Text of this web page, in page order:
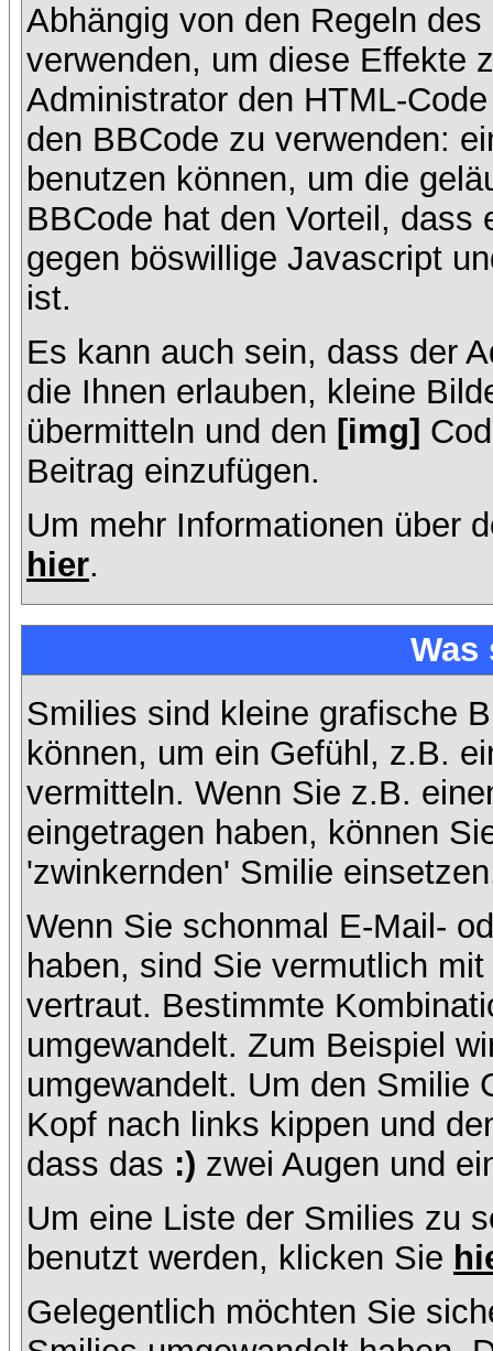
Abhängig von den Regeln
verwenden, um diese Effekte
Administrator den HTML-
den BBCode zu verwenden:
benutzen können, um die
BBCode hat den Vorteil, dass
gegen böswillige Javascript
ist.
Es kann auch sein, dass der
die Ihnen erlauben, kleine
übermitteln und den [img]
Beitrag einzufügen.
Um mehr Informationen über
hier.
Was
Smilies sind kleine grafische
können, um ein Gefühl, z.B.
vermitteln. Wenn Sie z.B.
eingetragen haben, können
'zwinkernden' Smilie
Wenn Sie schonmal E-Mail-
haben, sind Sie vermutlich
vertraut. Bestimmte
umgewandelt. Zum Beispiel
umgewandelt. Um den Smilie
Kopf nach links kippen und
dass das :) zwei Augen und
Um eine Liste der Smilies zu
benutzt werden, klicken Sie
Gelegentlich möchten Sie